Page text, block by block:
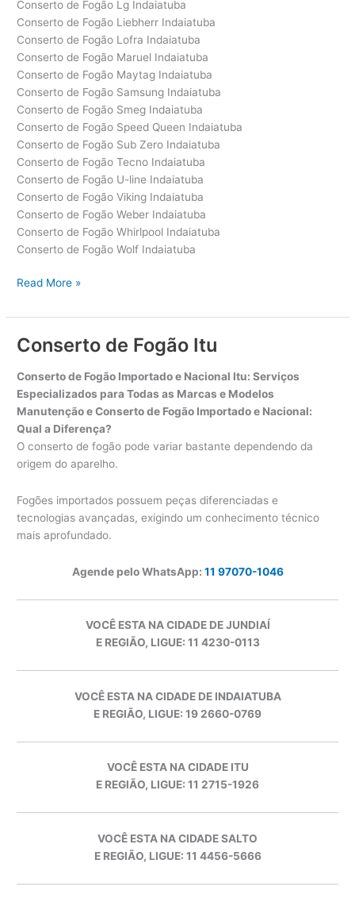
Conserto de Fogão Lg Indaiatuba
Conserto de Fogão Liebherr Indaiatuba
Conserto de Fogão Lofra Indaiatuba
Conserto de Fogão Maruel Indaiatuba
Conserto de Fogão Maytag Indaiatuba
Conserto de Fogão Samsung Indaiatuba
Conserto de Fogão Smeg Indaiatuba
Conserto de Fogão Speed Queen Indaiatuba
Conserto de Fogão Sub Zero Indaiatuba
Conserto de Fogão Tecno Indaiatuba
Conserto de Fogão U-line Indaiatuba
Conserto de Fogão Viking Indaiatuba
Conserto de Fogão Weber Indaiatuba
Conserto de Fogão Whirlpool Indaiatuba
Conserto de Fogão Wolf Indaiatuba
Conserto
Fogão
Indaiatuba
Read More »
Conserto de Fogão Itu
Conserto de Fogão Importado e Nacional Itu: Serviços
Especializados para Todas as Marcas e Modelos
Manutenção e Conserto de Fogão Importado e Nacional:
Qual a Diferença?
O conserto de fogão pode variar bastante dependendo da
origem do aparelho.
Fogões importados possuem peças diferenciadas e
tecnologias avançadas, exigindo um conhecimento técnico
mais aprofundado.
Agende pelo WhatsApp: 11 97070-1046
VOCÊ ESTA NA CIDADE DE JUNDIAÍ
E REGIÃO, LIGUE: 11 4230-0113
VOCÊ ESTA NA CIDADE DE INDAIATUBA
E REGIÃO, LIGUE: 19 2660-0769
VOCÊ ESTA NA CIDADE ITU
E REGIÃO, LIGUE: 11 2715-1926
VOCÊ ESTA NA CIDADE SALTO
E REGIÃO, LIGUE: 11 4456-5666